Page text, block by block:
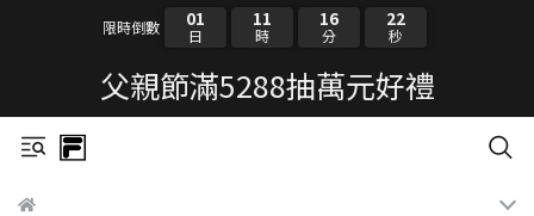
限時倒數 01
日
11
時
16
分
22
秒
父親節滿5288抽萬元好禮